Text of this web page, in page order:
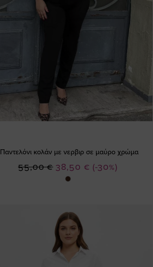
Παντελόνι κολάν με νερβιρ σε μαύρο χρώμα
(-30%)
Ειδική
Τιμή
38,50 €
55,00 €